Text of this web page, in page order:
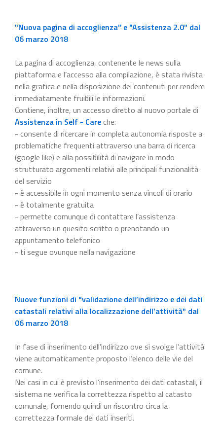
"Nuova pagina di accoglienza" e "Assistenza 2.0" dal
06 marzo 2018
La pagina di accoglienza, contenente le news sulla
piattaforma e l’accesso alla compilazione, è stata rivista
nella grafica e nella disposizione dei contenuti per rendere
immediatamente fruibili le informazioni.
Contiene, inoltre, un accesso diretto al nuovo portale di
Assistenza in Self - Careche:
- consente di ricercare in completa autonomia risposte a
problematiche frequenti attraverso una barra di ricerca
(google like) e alla possibilità di navigare in modo
strutturato argomenti relativi alle principali funzionalità
del servizio
- è accessibile in ogni momento senza vincoli di orario
- è totalmente gratuita
- permette comunque di contattare l’assistenza
attraverso un quesito scritto o prenotando un
appuntamento telefonico
- ti segue ovunque nella navigazione
Nuove funzioni di "validazione dell’indirizzo e dei dati
catastali relativi alla localizzazione dell’attività" dal
06 marzo 2018
In fase di inserimento dell’indirizzo ove si svolge l’attività
viene automaticamente proposto l’elenco delle vie del
comune.
Nei casi in cui è previsto l’inserimento dei dati catastali, il
sistema ne verifica la correttezza rispetto al catasto
comunale, fornendo quindi un riscontro circa la
correttezza formale dei dati inseriti.